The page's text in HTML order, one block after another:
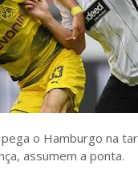
o Hamburgo na
assumem a ponta.